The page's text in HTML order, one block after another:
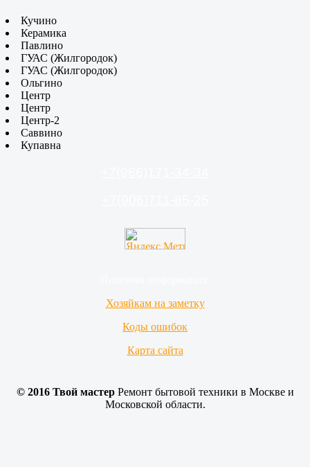
Кучино
Керамика
Павлино
ГУАС (Жилгородок)
ГУАС (Жилгородок)
Ольгино
Центр
Центр
Центр-2
Саввино
Купавна
Хозяйкам на заметку
Коды ошибок
Карта сайта
© 2016 Твой мастерРемонт бытовой техники в Москве и
Московской области.